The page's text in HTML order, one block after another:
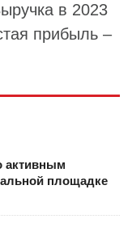
в 2023
прибыль –
активным
площадке